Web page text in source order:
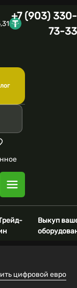
+7 (903) 330-
73-33
Выкуп
цифровой евро